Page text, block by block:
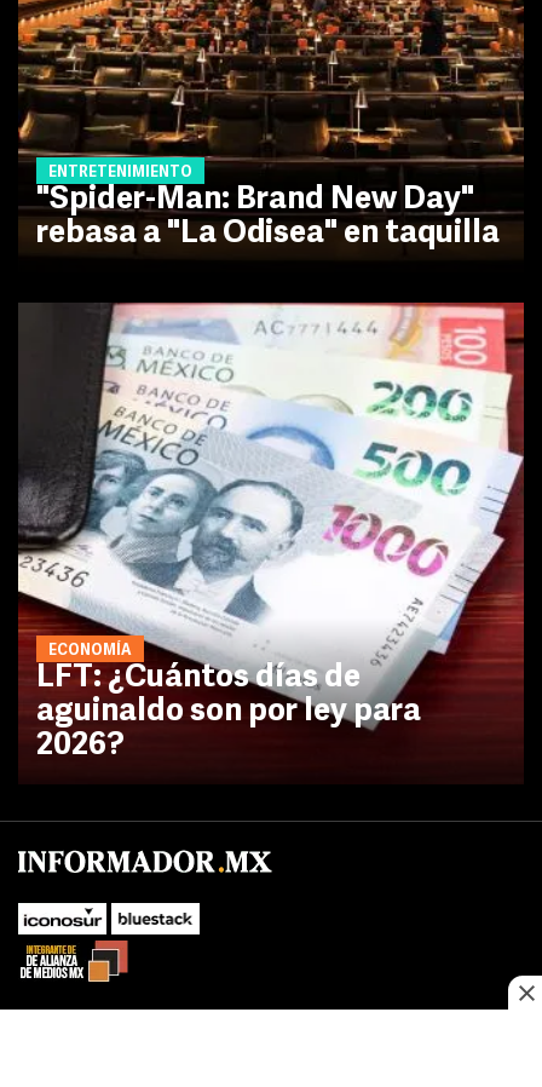
ENTRETENIMIENTO
"Spider-Man: Brand New Day"
rebasa a "La Odisea" en taquilla
ECONOMÍA
LFT: ¿Cuántos días de
aguinaldo son por ley para
2026?